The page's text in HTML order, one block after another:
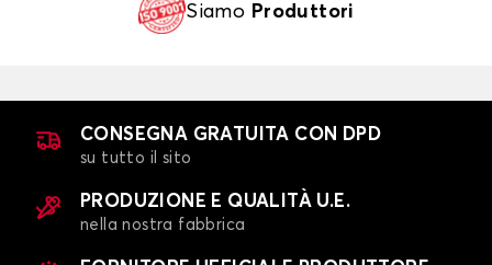
Siamo Produttori
CONSEGNA GRATUITA CON DPD
su tutto il sito
PRODUZIONE E QUALITÀ U.E.
nella nostra fabbrica